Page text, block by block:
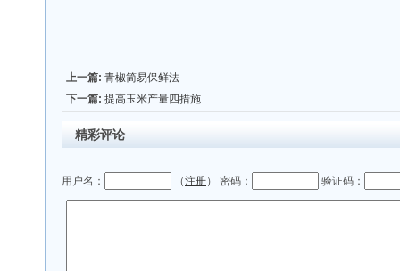
上一篇: 青椒简易保鲜法
下一篇: 提高玉米产量四措施
精彩评论
用户名： （注册） 密码： 验证码：